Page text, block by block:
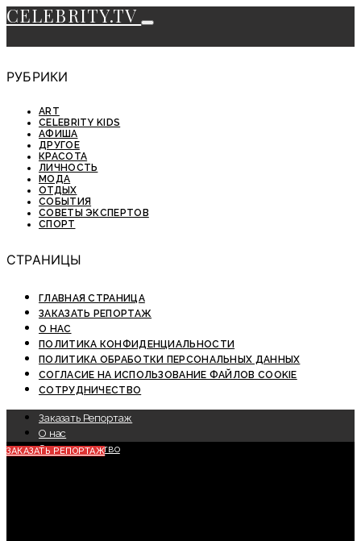
CELEBRITY.TV
РУБРИКИ
ART
CELEBRITY KIDS
АФИША
ДРУГОЕ
КРАСОТА
ЛИЧНОСТЬ
МОДА
ОТДЫХ
СОБЫТИЯ
СОВЕТЫ ЭКСПЕРТОВ
СПОРТ
СТРАНИЦЫ
ГЛАВНАЯ СТРАНИЦА
ЗАКАЗАТЬ РЕПОРТАЖ
О НАС
ПОЛИТИКА КОНФИДЕНЦИАЛЬНОСТИ
ПОЛИТИКА ОБРАБОТКИ ПЕРСОНАЛЬНЫХ ДАННЫХ
СОГЛАСИЕ НА ИСПОЛЬЗОВАНИЕ ФАЙЛОВ COOKIE
СОТРУДНИЧЕСТВО
Заказать Репортаж
О нас
Сотрудничество
ЗАКАЗАТЬ РЕПОРТАЖ